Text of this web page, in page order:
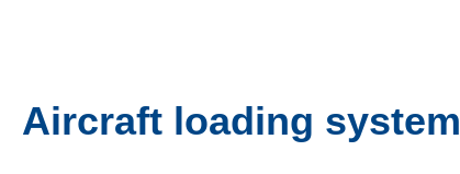
Aircraft loading system